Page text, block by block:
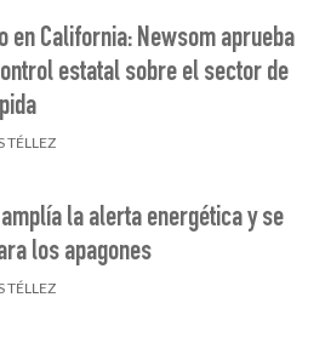
en California: Newsom aprueba
estatal sobre el sector de
TÉLLEZ
la alerta energética y se
los apagones
TÉLLEZ